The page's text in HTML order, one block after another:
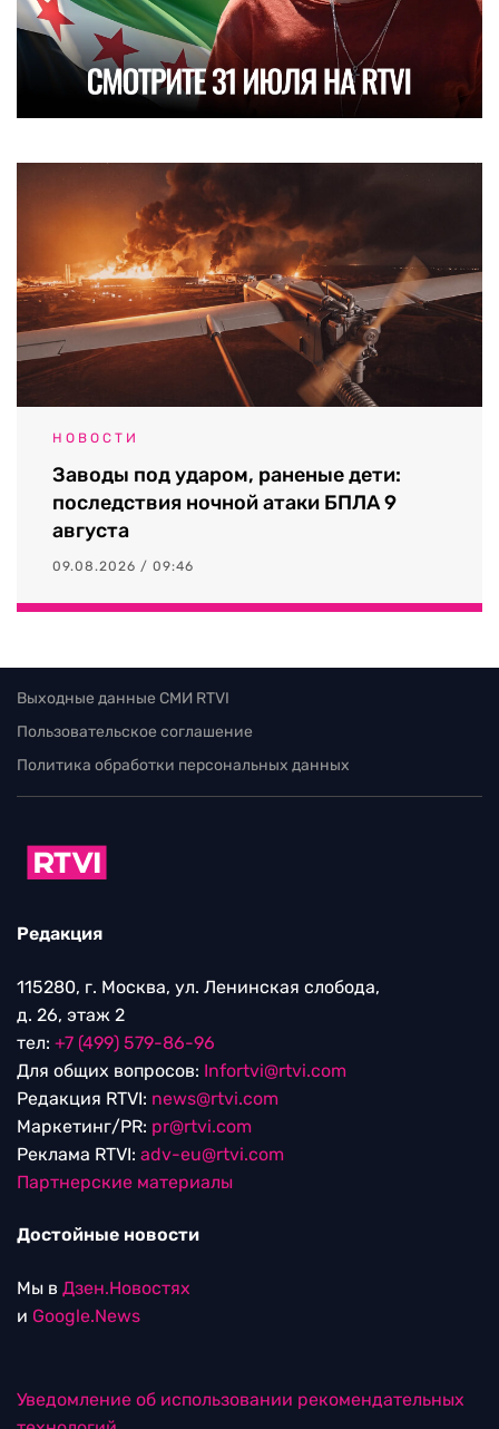
НОВОСТИ
Заводы под ударом, раненые дети:
последствия ночной атаки БПЛА 9
августа
09.08.2026 / 09:46
Выходные данные СМИ RTVI
Пользовательское соглашение
Политика обработки персональных данных
Редакция
115280, г. Москва, ул. Ленинская слобода,
д. 26, этаж 2
тел: +7 (499) 579-86-96
Для общих вопросов: Infortvi@rtvi.com
Редакция RTVI: news@rtvi.com
Маркетинг/PR: pr@rtvi.com
Реклама RTVI: adv-eu@rtvi.com
Партнерские материалы
Достойные новости
Мы в Дзен.Новостях
и Google.News
Уведомление об использовании рекомендательных